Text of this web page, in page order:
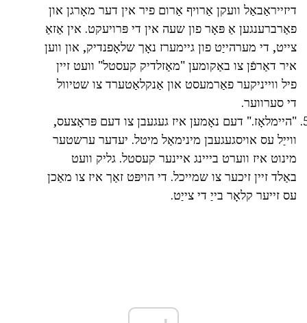
דיזייראַבאַל וועקן אַרויף אַרום פיר אין דער מאָרגן און
פאַרברענגען אַ פּאָר פון שעה אין די פּרויעקט. אין אַזאַ
צייט, די מערהייַט פון גיימערז נאָך שלאָפנדיק, און ווען
איר דאַרפֿן צו באַקומען "מאַזלדיק קעסטל" וועט זיין
פיל ווייניקער פאַרמעסט און אַנקלאַטערד צו שטיוול
די סערווער.
"היימלאָז." דעם נאָמען איז געגעבן צו דעם פּראָצעס,
ווייַל עס אויסגעגעבן מינימאַל מיטל. יעדער ערשטער
מינוט איז ווערט בייינג איינער קעסטל. גליק וועט
באַלד זיין זיכער צו שמייכל. די הויפּט זאַך איז צו מאַכן
עס זייער קלאָר בייַ די צייַט.